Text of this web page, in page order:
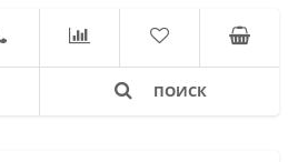
ПОИСК